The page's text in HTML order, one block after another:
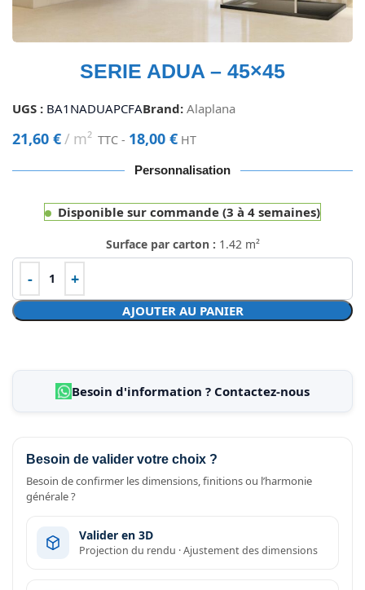
SERIE ADUA – 45×45
UGS : BA1NADUAPCFABrand: Alaplana
21,60 € m² TTC - 18,00 € HT
Personnalisation
Disponible sur commande (3 à 4 semaines)
Surface par carton : 1.42 m²
AJOUTER AU PANIER
Besoin d'information ? Contactez-nous
Besoin de valider votre choix ?
Besoin de confirmer les dimensions, finitions ou l’harmonie
générale ?
Valider en 3D
Projection du rendu · Ajustement des dimensions